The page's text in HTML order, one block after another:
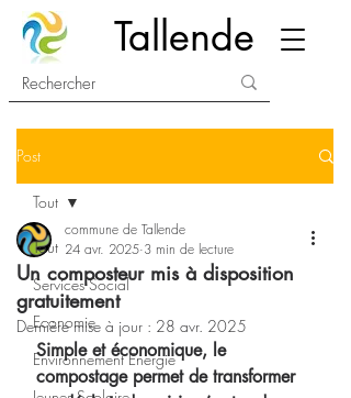
Tallende
Post
Tout
Services Social
Economie
Environnement Energie
Tout
Un composteur mis à disposition
gratuitement
commune de Tallende
24 avr. 2025 3 min de lecture
Dernière mise à jour : 28 avr. 2025
Simple et économique, le
compostage permet de transformer